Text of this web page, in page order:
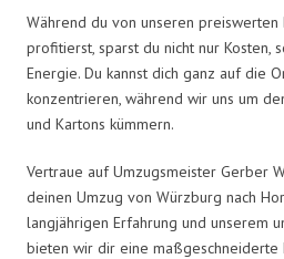
Während du von unseren preiswerten
profitierst, sparst du nicht nur Kosten,
Energie. Du kannst dich ganz auf die
konzentrieren, während wir uns um
und Kartons kümmern.
Vertraue auf Umzugsmeister Gerber
deinen Umzug von Würzburg nach
langjährigen Erfahrung und unserem
bieten wir dir eine maßgeschneiderte